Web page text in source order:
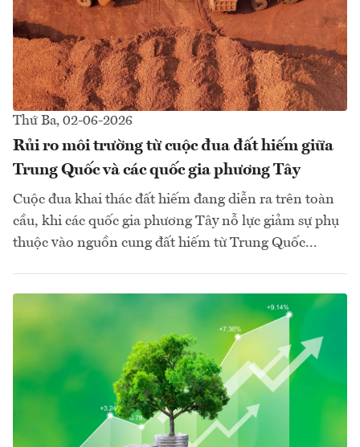
Thứ Ba, 02-06-2026
Rủi ro môi trường từ cuộc đua đất hiếm giữa
Trung Quốc và các quốc gia phương Tây
Cuộc đua khai thác đất hiếm đang diễn ra trên toàn
cầu, khi các quốc gia phương Tây nỗ lực giảm sự phụ
thuộc vào nguồn cung đất hiếm từ Trung Quốc...